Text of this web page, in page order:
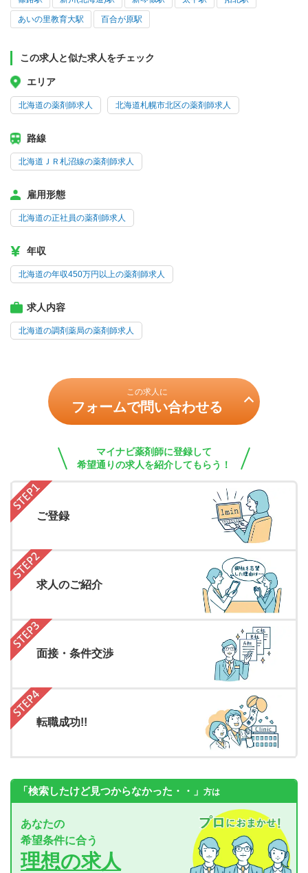
あいの里教育大駅 百合が原駅
この求人と似た求人をチェック
エリア
北海道の薬剤師求人 北海道札幌市北区の薬剤師求人
路線
北海道ＪＲ札沼線の薬剤師求人
雇用形態
北海道の正社員の薬剤師求人
年収
北海道の年収450万円以上の薬剤師求人
求人内容
北海道の調剤薬局の薬剤師求人
この求人に
フォームで問い合わせる
マイナビ薬剤師に登録して
希望通りの求人を紹介してもらう！
ご登録
求人のご紹介
面接・条件交渉
転職成功!!
「検索したけど見つからなかった・・」 方は
あなたの
希望条件に合う
理想の求人